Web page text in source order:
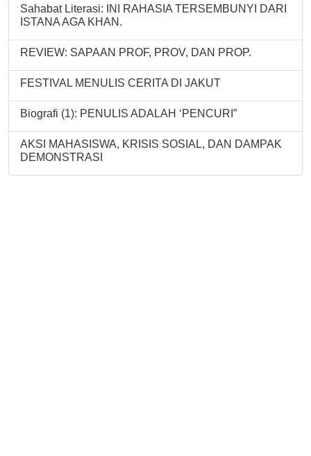
Sahabat Literasi: INI RAHASIA TERSEMBUNYI DARI
ISTANA AGA KHAN.
REVIEW: SAPAAN PROF, PROV, DAN PROP.
FESTIVAL MENULIS CERITA DI JAKUT
Biografi (1): PENULIS ADALAH ‘PENCURI”
AKSI MAHASISWA, KRISIS SOSIAL, DAN DAMPAK
DEMONSTRASI